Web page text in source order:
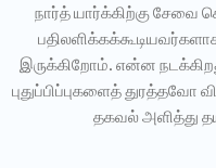
நார்த் யார்க்கிற்கு சேவை
இருக்கிறோம். என்ன
புதுப்பிப்புகளைத் துரத்தவோ
தகவல் அளித்து